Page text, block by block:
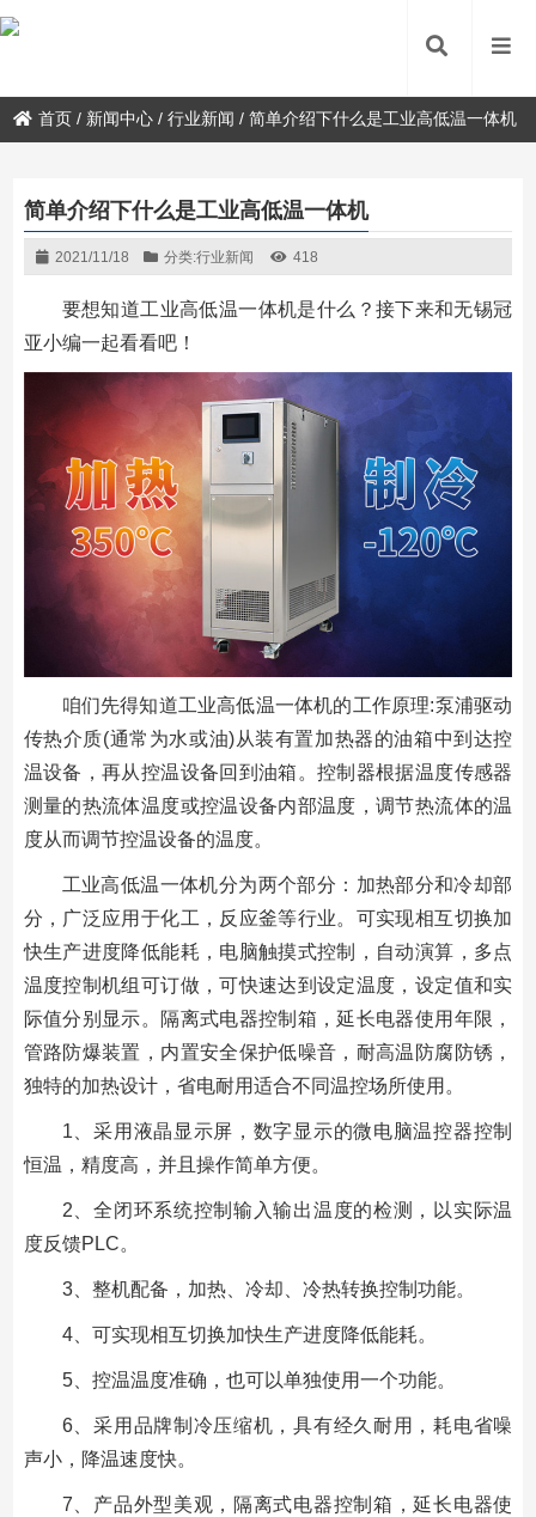
首页 / 新闻中心 /行业新闻 /简单介绍下什么是工业高低温一体机
简单介绍下什么是工业高低温一体机
2021/11/18 分类:行业新闻 418
要想知道工业高低温一体机是什么？接下来和无锡冠
亚小编一起看看吧！
咱们先得知道工业高低温一体机的工作原理:泵浦驱动
传热介质(通常为水或油)从装有置加热器的油箱中到达控
温设备，再从控温设备回到油箱。控制器根据温度传感器
测量的热流体温度或控温设备内部温度，调节热流体的温
度从而调节控温设备的温度。
工业高低温一体机分为两个部分：加热部分和冷却部
分，广泛应用于化工，反应釜等行业。可实现相互切换加
快生产进度降低能耗，电脑触摸式控制，自动演算，多点
温度控制机组可订做，可快速达到设定温度，设定值和实
际值分别显示。隔离式电器控制箱，延长电器使用年限，
管路防爆装置，内置安全保护低噪音，耐高温防腐防锈，
独特的加热设计，省电耐用适合不同温控场所使用。
1、采用液晶显示屏，数字显示的微电脑温控器控制
恒温，精度高，并且操作简单方便。
2、全闭环系统控制输入输出温度的检测，以实际温
度反馈PLC。
3、整机配备，加热、冷却、冷热转换控制功能。
4、可实现相互切换加快生产进度降低能耗。
5、控温温度准确，也可以单独使用一个功能。
6、采用品牌制冷压缩机，具有经久耐用，耗电省噪
声小，降温速度快。
7、产品外型美观，隔离式电器控制箱，延长电器使